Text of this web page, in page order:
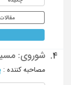
4. شوروی:
مصاحبه کننده :